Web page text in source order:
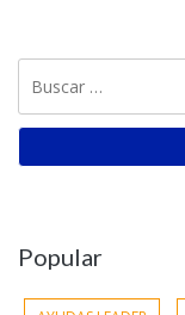
Popular